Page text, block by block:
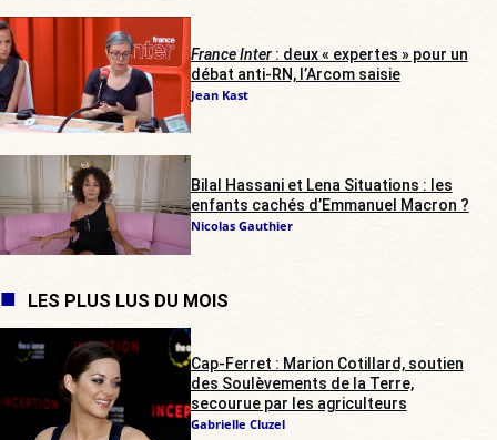
France Inter: deux « expertes » pour un
débat anti-RN, l’Arcom saisie
Jean Kast
Bilal Hassani et Lena Situations : les
enfants cachés d’Emmanuel Macron ?
Nicolas Gauthier
LES PLUS LUS DU MOIS
Cap-Ferret : Marion Cotillard, soutien
des Soulèvements de la Terre,
secourue par les agriculteurs
Gabrielle Cluzel